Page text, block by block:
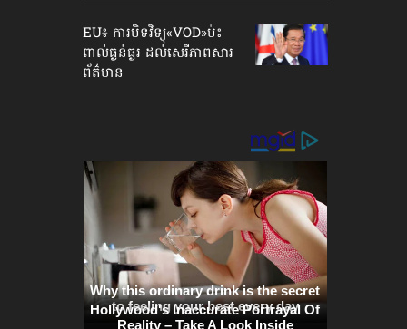
EU៖ ការបិទវិទ្យុ«VOD»ប៉ះ
ពាល់ធ្ងន់ធ្ងរ ដល់សេរីភាព​សារ
ព័ត៌មាន